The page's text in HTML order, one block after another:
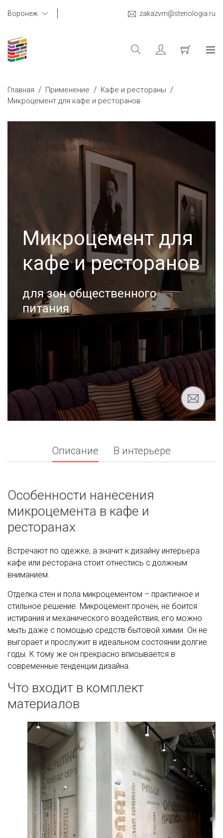
Воронеж zakazvrn@stenologia.ru
Главная / Применение / Кафе и рестораны /
Микроцемент для кафе и ресторанов
Микроцемент для
кафе и ресторанов
для зон общественного
питания
Описание В интерьере
Особенности нанесения
микроцемента в кафе и
ресторанах
Встречают по одежке, а значит к дизайну интерьера
кафе или ресторана стоит отнестись с должным
вниманием.
Отделка стен и пола микроцементом – практичное и
стильное решение. Микроцемент прочен, не боится
истирания и механического воздействия, его можно
мыть даже с помощью средств бытовой химии. Он не
выгорает и прослужит в идеальном состоянии долгие
годы. К тому же он прекрасно вписывается в
современные тенденции дизайна.
Что входит в комплект
материалов